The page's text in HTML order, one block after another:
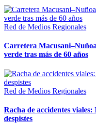
Red de Medios Regionales
Carretera
verde tras más de 60 años
Red de Medios Regionales
Racha de accidentes
despistes